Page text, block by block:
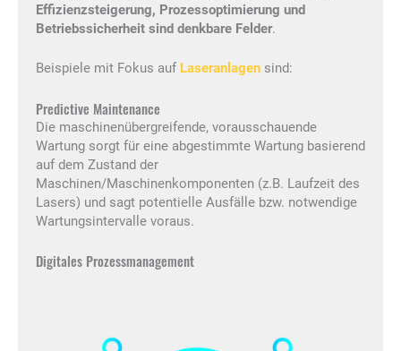
Effizienzsteigerung, Prozessoptimierung und
Betriebssicherheit sind denkbare Felder.
Beispiele mit Fokus auf Laseranlagen sind:
Predictive Maintenance
Die maschinenübergreifende, vorausschauende
Wartung sorgt für eine abgestimmte Wartung basierend
auf dem Zustand der
Maschinen/Maschinenkomponenten (z.B. Laufzeit des
Lasers) und sagt potentielle Ausfälle bzw. notwendige
Wartungsintervalle voraus.
Digitales Prozessmanagement